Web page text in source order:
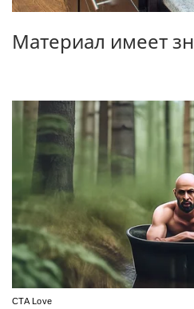
Материал имеет